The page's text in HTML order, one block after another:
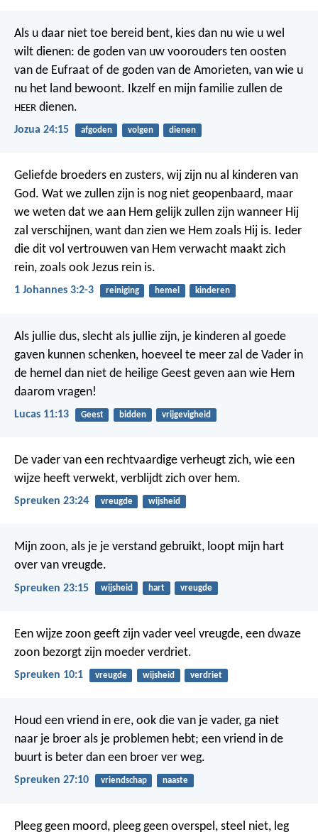
Als u daar niet toe bereid bent, kies dan nu wie u wel
wilt dienen: de goden van uw voorouders ten oosten
van de Eufraat of de goden van de Amorieten, van wie u
nu het land bewoont. Ikzelf en mijn familie zullen de
HEER dienen.
Jozua 24:15 afgoden volgen dienen
Geliefde broeders en zusters, wij zijn nu al kinderen van
God. Wat we zullen zijn is nog niet geopenbaard, maar
we weten dat we aan Hem gelijk zullen zijn wanneer Hij
zal verschijnen, want dan zien we Hem zoals Hij is. Ieder
die dit vol vertrouwen van Hem verwacht maakt zich
rein, zoals ook Jezus rein is.
1 Johannes 3:2-3 reiniging hemel kinderen
Als jullie dus, slecht als jullie zijn, je kinderen al goede
gaven kunnen schenken, hoeveel te meer zal de Vader in
de hemel dan niet de heilige Geest geven aan wie Hem
daarom vragen!
Lucas 11:13 Geest bidden vrijgevigheid
De vader van een rechtvaardige verheugt zich, wie een
wijze heeft verwekt, verblijdt zich over hem.
Spreuken 23:24 vreugde wijsheid
Mijn zoon, als je je verstand gebruikt, loopt mijn hart
over van vreugde.
Spreuken 23:15 wijsheid hart vreugde
Een wijze zoon geeft zijn vader veel vreugde, een dwaze
zoon bezorgt zijn moeder verdriet.
Spreuken 10:1 vreugde wijsheid verdriet
Houd een vriend in ere, ook die van je vader, ga niet
naar je broer als je problemen hebt; een vriend in de
buurt is beter dan een broer ver weg.
Spreuken 27:10 vriendschap naaste
Pleeg geen moord, pleeg geen overspel, steel niet, leg